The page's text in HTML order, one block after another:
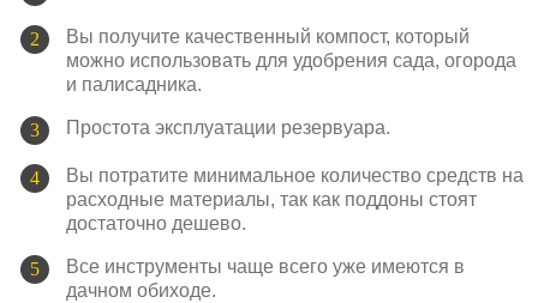
Вы получите качественный компост, который
можно использовать для удобрения сада, огорода
и палисадника.
Простота эксплуатации резервуара.
Вы потратите минимальное количество средств на
расходные материалы, так как поддоны стоят
достаточно дешево.
Все инструменты чаще всего уже имеются в
дачном обиходе.